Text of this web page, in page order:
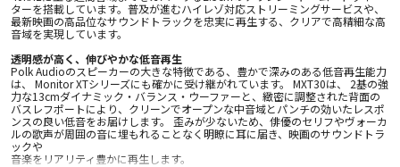
ターを搭載しています。普及が進むハイレゾ対応ストリーミングサービスや、
最新映画の高品位なサウンドトラックを忠実に再生する、クリアで高精細な高
音域を実現しています。
透明感が高く、伸びやかな低音再生
Polk Audioのスピーカーの大きな特徴である、豊かで深みのある低音再生能力
は、 Monitor XTシリーズにも確かに受け継がれています。 MXT30は、 2基の強
力な13cmダイナミック・バランス・ウーファーと、緻密に調整された背面の
バスレフポートにより、クリーンでオープンな中音域とパンチの効いたレスポ
ンスの良い低音をお届けします。 歪みが少ないため、俳優のセリフやヴォーカ
ルの歌声が周囲の音に埋もれることなく明瞭に耳に届き、映画のサウンドトラ
ックや
音楽をリアリティ豊かに再生します。